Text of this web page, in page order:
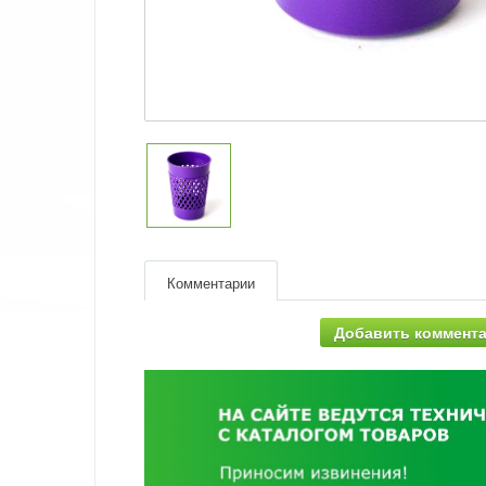
Комментарии
Добавить